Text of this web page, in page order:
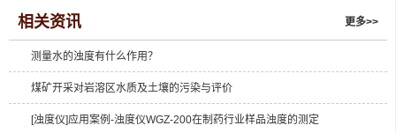
相关资讯 更多>>
测量水的浊度有什么作用？
煤矿开采对岩溶区水质及土壤的污染与评价
[浊度仪]应用案例-浊度仪WGZ-200在制药行业样品浊度的测定